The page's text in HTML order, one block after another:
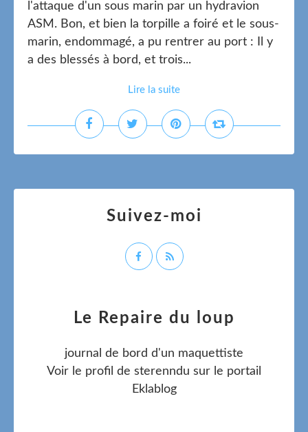
l'attaque d'un sous marin par un hydravion
ASM. Bon, et bien la torpille a foiré et le sous-
marin, endommagé, a pu rentrer au port : Il y
a des blessés à bord, et trois...
Lire la suite
Le Repaire du loup
journal de bord d'un maquettiste
Voir le profil de sterenndu sur le portail
Eklablog
Suivez-moi